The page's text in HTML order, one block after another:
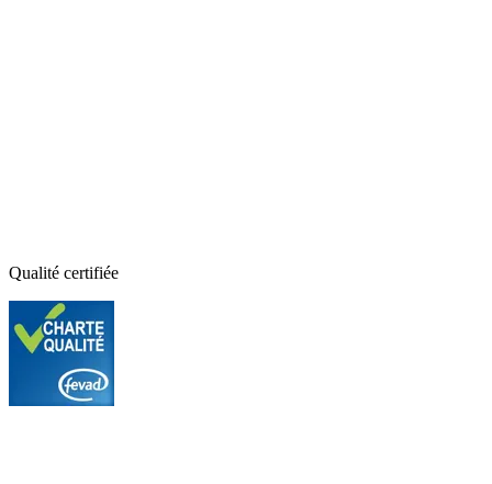
Qualité certifiée